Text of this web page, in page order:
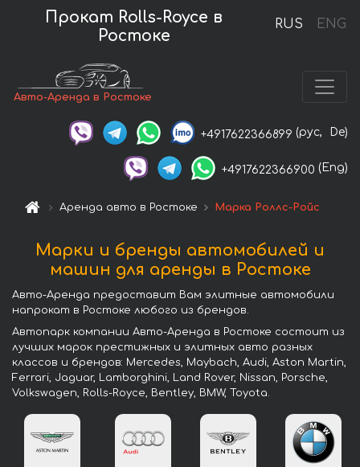
RUS ENG
Прокат Rolls-Royce в
Ростоке
Авто-Аренда в Ростоке
+4917622366899 (рус, De)
+4917622366900 (Eng)
Аренда авто в Ростоке Марка Роллс-Ройс
Марки и бренды автомобилей и
машин для аренды в Ростоке
Авто-Аренда предоставит Вам элитные автомобили
напрокат в Ростоке любого из брендов.
Автопарк компании Авто-Аренда в Ростоке состоит из
лучших марок престижных и элитных авто разных
классов и брендов: Mercedes, Maybach, Audi, Aston Martin,
Ferrari, Jaguar, Lamborghini, Land Rover, Nissan, Porsche,
Volkswagen, Rolls-Royce, Bentley, BMW, Toyota.